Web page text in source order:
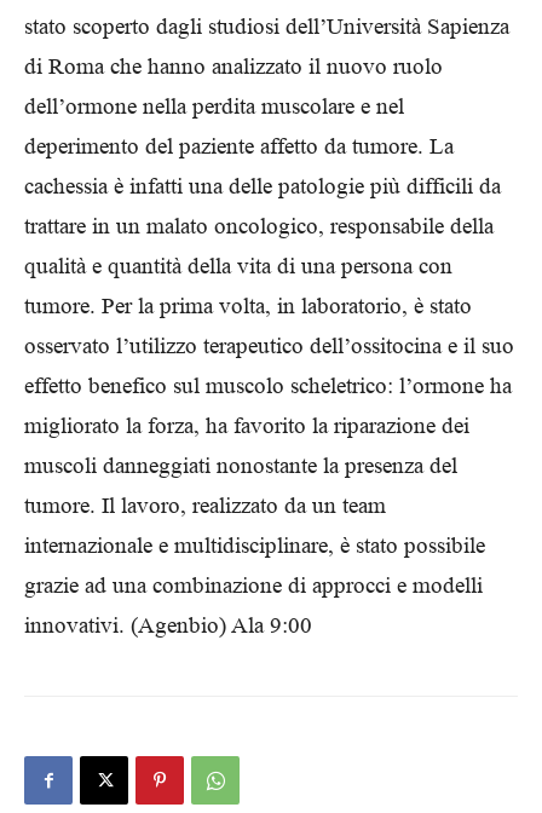
stato scoperto dagli studiosi dell’Università Sapienza
di Roma che hanno analizzato il nuovo ruolo
dell’ormone nella perdita muscolare e nel
deperimento del paziente affetto da tumore. La
cachessia è infatti una delle patologie più difficili da
trattare in un malato oncologico, responsabile della
qualità e quantità della vita di una persona con
tumore. Per la prima volta, in laboratorio, è stato
osservato l’utilizzo terapeutico dell’ossitocina e il suo
effetto benefico sul muscolo scheletrico: l’ormone ha
migliorato la forza, ha favorito la riparazione dei
muscoli danneggiati nonostante la presenza del
tumore. Il lavoro, realizzato da un team
internazionale e multidisciplinare, è stato possibile
grazie ad una combinazione di approcci e modelli
innovativi. (Agenbio) Ala 9:00